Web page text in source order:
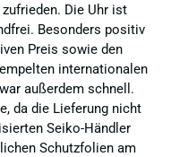
Die Uhr ist
Besonders positiv
Preis sowie den
internationalen
außerdem schnell.
da die Lieferung nicht
Seiko-Händler
Schutzfolien am